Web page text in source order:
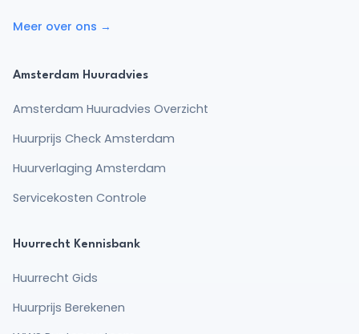
Meer over ons →
Amsterdam Huuradvies
Amsterdam Huuradvies Overzicht
Huurprijs Check Amsterdam
Huurverlaging Amsterdam
Servicekosten Controle
Huurrecht Kennisbank
Huurrecht Gids
Huurprijs Berekenen